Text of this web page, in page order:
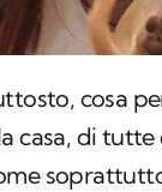
cosa
casa, di